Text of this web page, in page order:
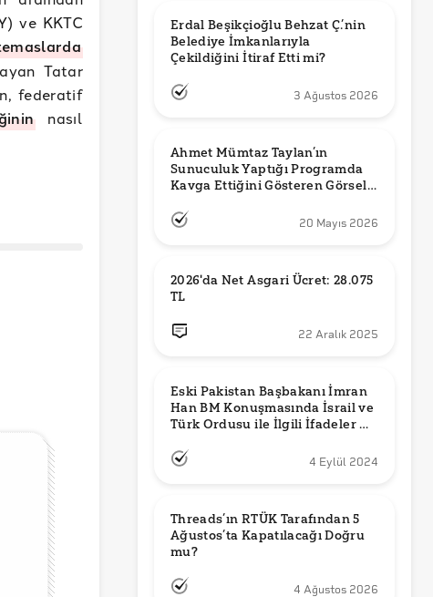
ve KKTC
Tatar
federatif
nasıl
Erdal Beşikçioğlu Behzat Ç.’nin
Belediye İmkanlarıyla
3 Ağustos 2026
Ahmet Mümtaz Taylan’ın
Sunuculuk Yaptığı Programda
Kavga Ettiğini Gösteren Görsel
20 Mayıs 2026
2026'da Net Asgari Ücret: 28.075
TL
22 Aralık 2025
Eski Pakistan Başbakanı İmran
Han BM Konuşmasında İsrail ve
Türk Ordusu ile İlgili İfadeler mi
4 Eylül 2024
Threads’ın RTÜK Tarafından 5
Ağustos’ta Kapatılacağı Doğru
mu?
4 Ağustos 2026